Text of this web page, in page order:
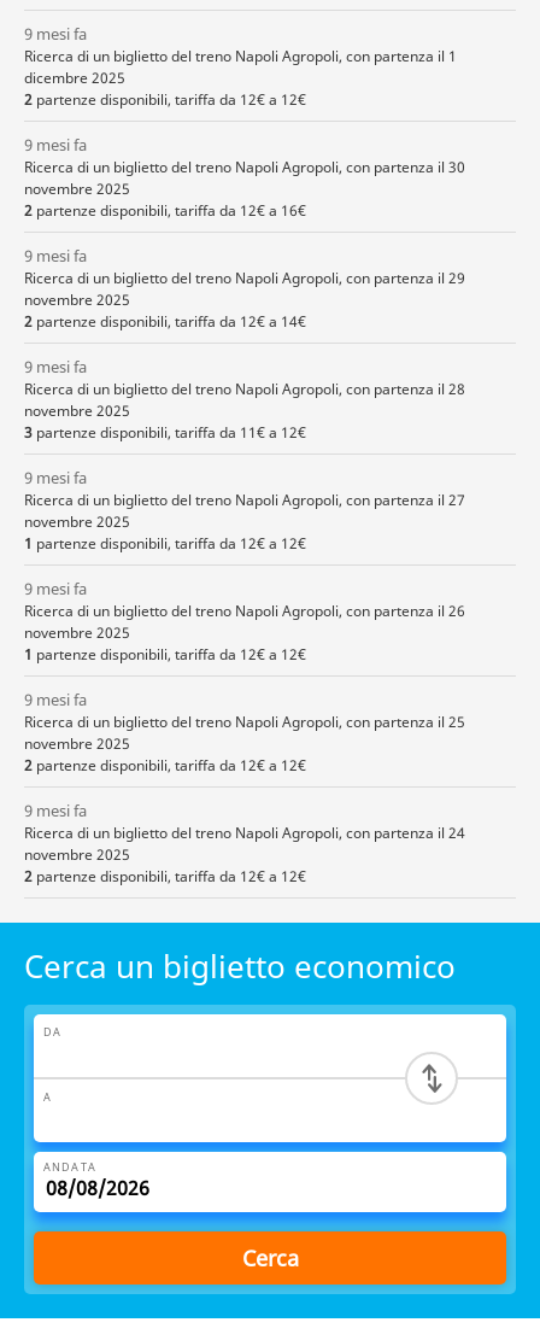
9 mesi fa
Ricerca di un biglietto del treno Napoli Agropoli, con partenza il 1
dicembre 2025
2 partenze disponibili, tariffa da 12€ a 12€
9 mesi fa
Ricerca di un biglietto del treno Napoli Agropoli, con partenza il 30
novembre 2025
2 partenze disponibili, tariffa da 12€ a 16€
9 mesi fa
Ricerca di un biglietto del treno Napoli Agropoli, con partenza il 29
novembre 2025
2 partenze disponibili, tariffa da 12€ a 14€
9 mesi fa
Ricerca di un biglietto del treno Napoli Agropoli, con partenza il 28
novembre 2025
3 partenze disponibili, tariffa da 11€ a 12€
9 mesi fa
Ricerca di un biglietto del treno Napoli Agropoli, con partenza il 27
novembre 2025
1 partenze disponibili, tariffa da 12€ a 12€
9 mesi fa
Ricerca di un biglietto del treno Napoli Agropoli, con partenza il 26
novembre 2025
1 partenze disponibili, tariffa da 12€ a 12€
9 mesi fa
Ricerca di un biglietto del treno Napoli Agropoli, con partenza il 25
novembre 2025
2 partenze disponibili, tariffa da 12€ a 12€
9 mesi fa
Ricerca di un biglietto del treno Napoli Agropoli, con partenza il 24
novembre 2025
2 partenze disponibili, tariffa da 12€ a 12€
Cerca un biglietto economico
DA
A
ANDATA
Cerca